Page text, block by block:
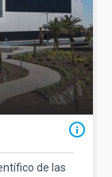
de las